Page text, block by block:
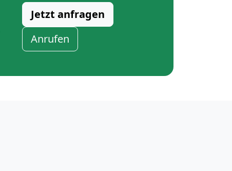
Jetzt anfragen
Anrufen